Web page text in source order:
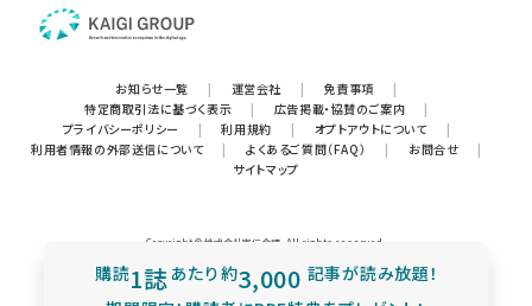
購読1誌 あたり約3,000 記事が読み放題！
お知らせ一覧 | 運営会社 | 免責事項
|
特定商取引法に基づく表示
| 広告掲載・協賛のご案内
|
プライバシーポリシー
| 利用規約 | オプトアウトについて
|
利用者情報の外部送信について
| よくあるご質問（FAQ） | お問合せ
|
サイトマップ
Copyright © 株式会社宣伝会議. All rights reserved.